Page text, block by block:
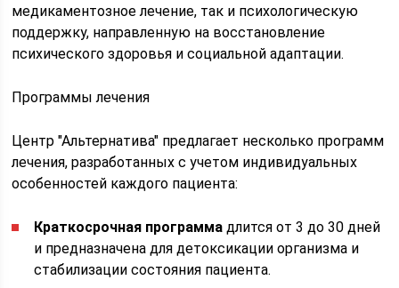
медикаментозное лечение, так и психологическую
поддержку, направленную на восстановление
психического здоровья и социальной адаптации.
Программы лечения
Центр "Альтернатива" предлагает несколько программ
лечения, разработанных с учетом индивидуальных
особенностей каждого пациента:
Краткосрочная программа длится от 3 до 30 дней
и предназначена для детоксикации организма и
стабилизации состояния пациента.